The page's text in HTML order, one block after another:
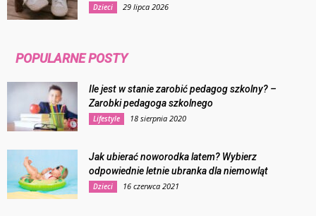
Dzieci 29 lipca 2026
POPULARNE POSTY
Ile jest w stanie zarobić pedagog szkolny? –
Zarobki pedagoga szkolnego
Lifestyle 18 sierpnia 2020
Jak ubierać noworodka latem? Wybierz
odpowiednie letnie ubranka dla niemowląt
Dzieci 16 czerwca 2021